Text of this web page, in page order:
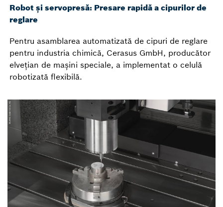
Robot și servopresă: Presare rapidă a cipurilor de
reglare
Pentru asamblarea automatizată de cipuri de reglare
pentru industria chimică, Cerasus GmbH, producător
elvețian de mașini speciale, a implementat o celulă
robotizată flexibilă.